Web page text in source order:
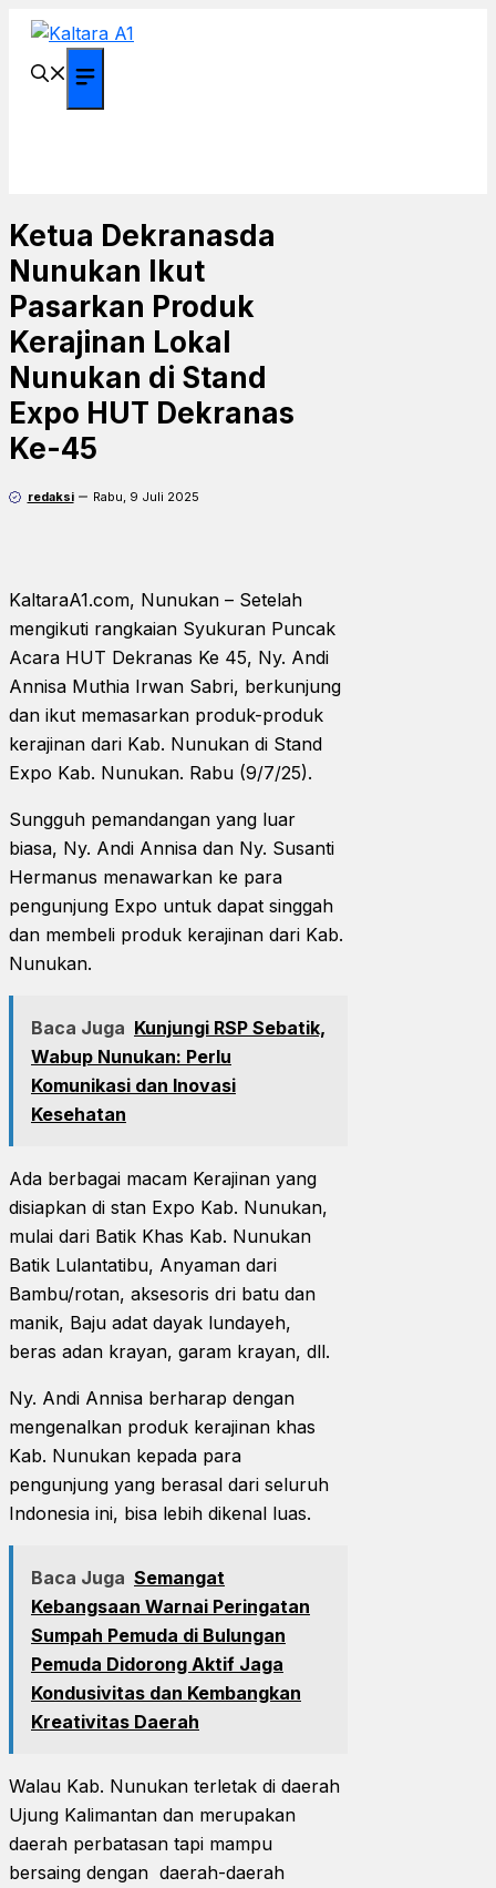
Langsung
Ketua Dekranasda
Nunukan Ikut
Pasarkan Produk
Kerajinan Lokal
Nunukan di Stand
Expo HUT Dekranas
Ke-45
redaksi Rabu, 9 Juli 2025
KaltaraA1.com, Nunukan – Setelah
mengikuti rangkaian Syukuran Puncak
Acara HUT Dekranas Ke 45, Ny. Andi
Annisa Muthia Irwan Sabri, berkunjung
dan ikut memasarkan produk-produk
kerajinan dari Kab. Nunukan di Stand
Expo Kab. Nunukan. Rabu (9/7/25).
Sungguh pemandangan yang luar
biasa, Ny. Andi Annisa dan Ny. Susanti
Hermanus menawarkan ke para
pengunjung Expo untuk dapat singgah
dan membeli produk kerajinan dari Kab.
Nunukan.
Baca Juga Kunjungi RSP Sebatik,
Wabup Nunukan: Perlu
Komunikasi dan Inovasi
Kesehatan
Ada berbagai macam Kerajinan yang
disiapkan di stan Expo Kab. Nunukan,
mulai dari Batik Khas Kab. Nunukan
Batik Lulantatibu, Anyaman dari
Bambu/rotan, aksesoris dri batu dan
manik, Baju adat dayak lundayeh,
beras adan krayan, garam krayan, dll.
Ny. Andi Annisa berharap dengan
mengenalkan produk kerajinan khas
Kab. Nunukan kepada para
pengunjung yang berasal dari seluruh
Indonesia ini, bisa lebih dikenal luas.
Baca Juga Semangat
Kebangsaan Warnai Peringatan
Sumpah Pemuda di Bulungan
Pemuda Didorong Aktif Jaga
Kondusivitas dan Kembangkan
Kreativitas Daerah
Walau Kab. Nunukan terletak di daerah
Ujung Kalimantan dan merupakan
daerah perbatasan tapi mampu
bersaing dengan daerah-daerah